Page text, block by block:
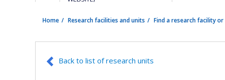
Home Research facilities and units Find a research facility
Back to list of research units